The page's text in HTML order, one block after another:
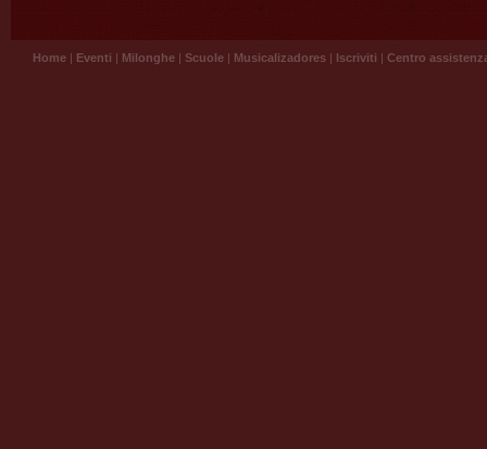
Home | Eventi | Milonghe | Scuole | Musicalizadores | Iscriviti | Centro